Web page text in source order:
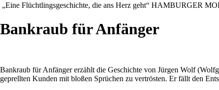
„Eine Flüchtlingsgeschichte, die ans Herz geht“ HAMBURGER
Bankraub für Anfänger
Bankraub für Anfänger erzählt die Geschichte von Jürgen Wolf
geprellten Kunden mit bloßen Sprüchen zu vertrösten. Er fällt den